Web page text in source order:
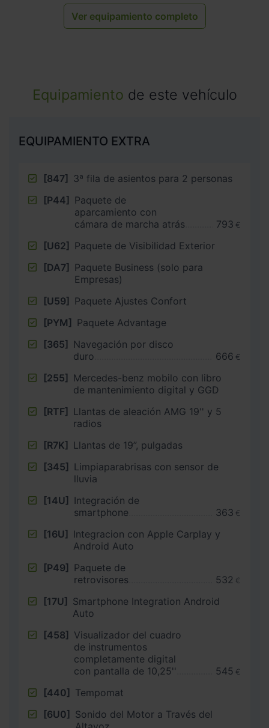
Ver equipamiento completo
Equipamiento de este vehículo
EQUIPAMIENTO EXTRA
[847] 3ª fila de asientos para 2 personas
[P44] Paquete de
aparcamiento con
cámara de marcha atrás
793 €
[U62] Paquete de Visibilidad Exterior
[DA7] Paquete Business (solo para
Empresas)
[U59] Paquete Ajustes Confort
[PYM] Paquete Advantage
[365] Navegación por disco
duro
666 €
[255] Mercedes-benz mobilo con libro
de mantenimiento digital y GGD
[RTF] Llantas de aleación AMG 19'' y 5
radios
[R7K]
Llantas de 19”, pulgadas
[345] Limpiaparabrisas con sensor de
lluvia
[14U] Integración de
smartphone
363 €
[16U] Integracion con Apple Carplay y
Android Auto
[P49] Paquete de
retrovisores
532 €
[17U] Smartphone Integration Android
Auto
[458] Visualizador del cuadro
de instrumentos
completamente digital
con pantalla de 10,25''
545 €
[440] Tempomat
[6U0] Sonido del Motor a Través del